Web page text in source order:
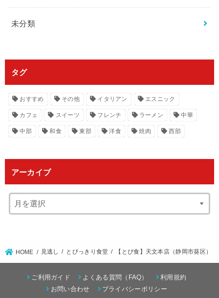
未分類
タグ
おすすめ その他 イタリアン エスニック
カフェ スイーツ フレンチ ラーメン 中華
中部 和食 東部 洋食 焼肉 西部
アーカイブ
HOME 見逃し とびっきり食堂 【とび食】天文本店（静岡市葵区）
ご利用ガイド よくある質問（FAQ）
利用規約
お問い合わせ
プライバシーポリシー